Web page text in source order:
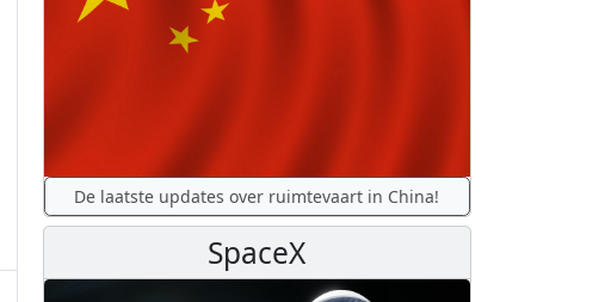
De laatste updates over ruimtevaart in China!
SpaceX